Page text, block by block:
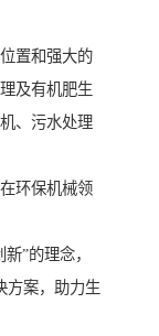
置和强大的
及有机肥生
、污水处理
环保机械领
”的理念，
方案，助力生